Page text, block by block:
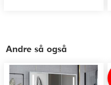
Andre så også